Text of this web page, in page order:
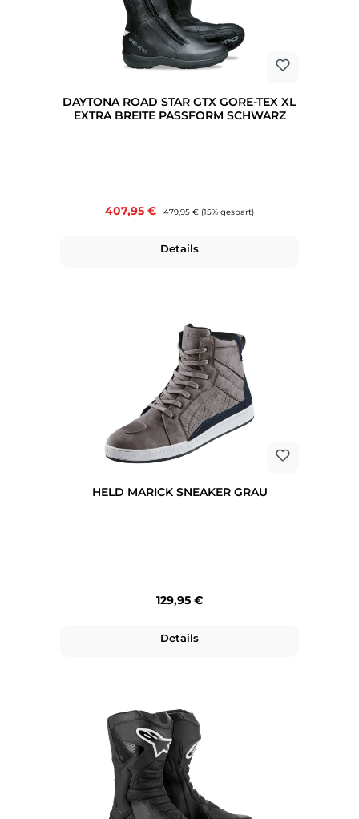
DAYTONA ROAD STAR GTX GORE-TEX XL
EXTRA BREITE PASSFORM SCHWARZ
Verkaufspreis:
407,95 € Regulärer Preis:
479,95 € (15% gespart)
Details
HELD MARICK SNEAKER GRAU
Regulärer Preis:
129,95 €
Details